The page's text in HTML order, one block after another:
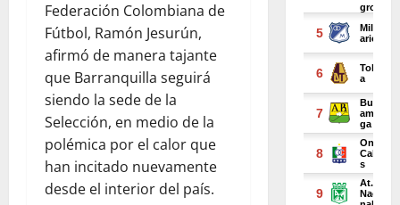
Federación Colombiana de
Fútbol, Ramón Jesurún,
afirmó de manera tajante
que Barranquilla seguirá
siendo la sede de la
Selección, en medio de la
polémica por el calor que
han incitado nuevamente
desde el interior del país.